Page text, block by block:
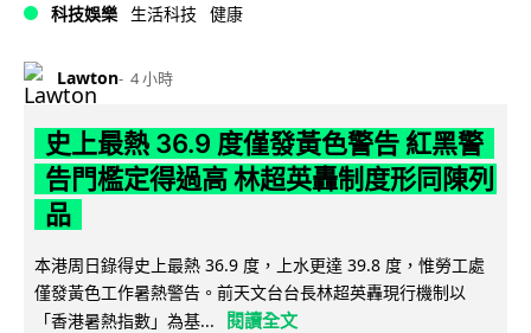
科技娛樂 生活科技 健康
Lawton 4 小時
史上最熱 36.9 度僅發黃色警告 紅黑警
告門檻定得過高 林超英轟制度形同陳列
品
本港周日錄得史上最熱 36.9 度，上水更達 39.8 度，惟勞工處
僅發黃色工作暑熱警告。前天文台台長林超英轟現行機制以
「香港暑熱指數」為基...
閱讀全文